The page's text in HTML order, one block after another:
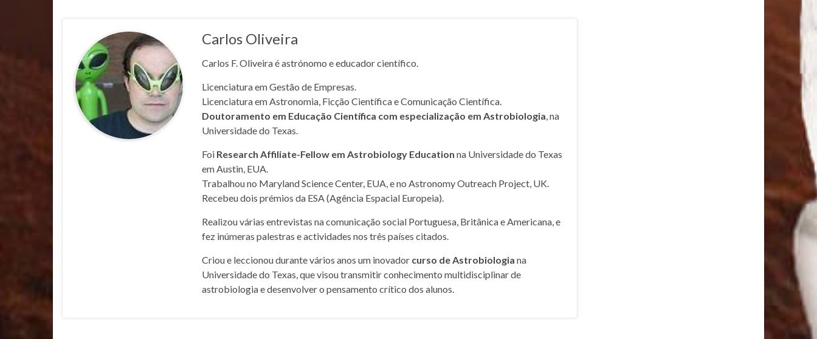
Carlos Oliveira
Carlos F. Oliveira é astrónomo e educador científico.
Licenciatura em Gestão de Empresas.
Licenciatura em Astronomia, Ficção Científica e Comunicação Científica.
Doutoramento em Educação Científica com especialização em Astrobiologia, na
Universidade do Texas.
Foi Research Affiliate-Fellow em Astrobiology Education na Universidade do Texas
em Austin, EUA.
Trabalhou no Maryland Science Center, EUA, e no Astronomy Outreach Project, UK.
Recebeu dois prémios da ESA (Agência Espacial Europeia).
Realizou várias entrevistas na comunicação social Portuguesa, Britânica e Americana, e
fez inúmeras palestras e actividades nos três países citados.
Criou e leccionou durante vários anos um inovador curso de Astrobiologia na
Universidade do Texas, que visou transmitir conhecimento multidisciplinar de
astrobiologia e desenvolver o pensamento crítico dos alunos.